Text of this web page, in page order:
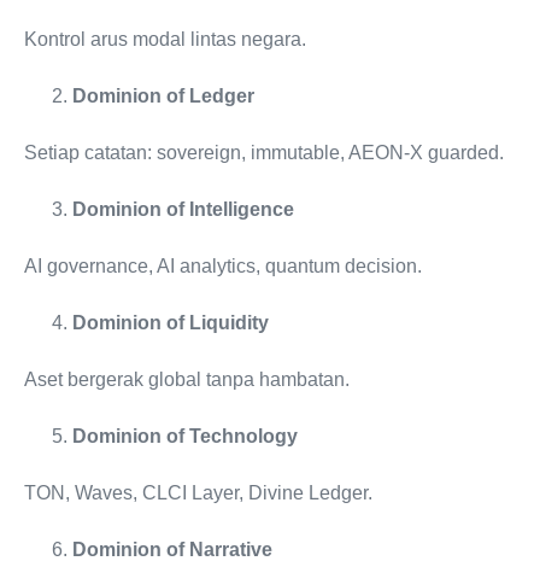
Kontrol arus modal lintas negara.
Dominion of Ledger
Setiap catatan: sovereign, immutable, AEON-X guarded.
Dominion of Intelligence
AI governance, AI analytics, quantum decision.
Dominion of Liquidity
Aset bergerak global tanpa hambatan.
Dominion of Technology
TON, Waves, CLCI Layer, Divine Ledger.
Dominion of Narrative